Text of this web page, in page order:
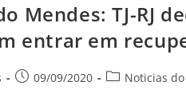
Mendes: TJ-RJ
entrar em
09/09/2020 Noticias